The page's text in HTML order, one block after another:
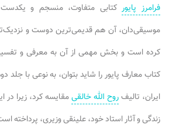
فرامرز پایور کتابی متفاوت، منسجم و
موسیقی‌دان، آن هم قدیمی‌ترین دوست و
کرده است و بخش مهمی از آن به معرفی و تفسیر
کتاب معارف پایور را شاید بتوان، به نوعی با
ایران، تالیفروح الله خالقیمقایسه کرد، زیرا
زندگی و آثار استاد خود، علینقی وزیری، پرداخته